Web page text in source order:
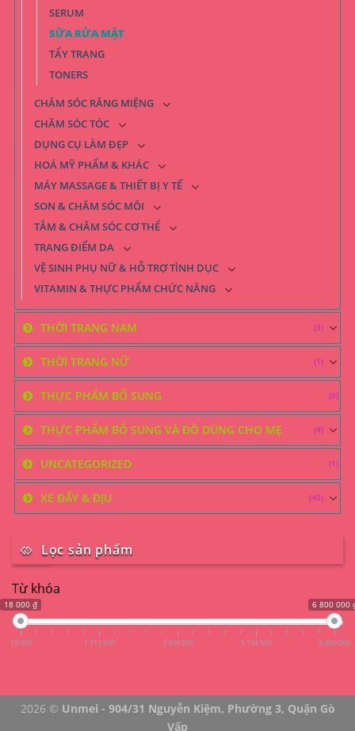
SERUM
SỮA RỬA MẶT
TẨY TRANG
TONERS
CHĂM SÓC RĂNG MIỆNG
CHĂM SÓC TÓC
DỤNG CỤ LÀM ĐẸP
HOÁ MỸ PHẨM & KHÁC
MÁY MASSAGE & THIẾT BỊ Y TẾ
SON & CHĂM SÓC MÔI
TẮM & CHĂM SÓC CƠ THỂ
TRANG ĐIỂM DA
VỆ SINH PHỤ NỮ & HỖ TRỢ TÌNH DỤC
VITAMIN & THỰC PHẨM CHỨC NĂNG
THỜI TRANG NAM (3)
THỜI TRANG NỮ (1)
THỰC PHẨM BỔ SUNG (0)
THỰC PHẨM BỔ SUNG VÀ ĐỒ DÙNG CHO MẸ (4)
UNCATEGORIZED (1)
XE ĐẨY & ĐỊU (40)
Lọc sản phẩm
Từ khóa
18 000 ₫ 6 800 000
18 000 1 713 500 3 409 000 5 104 500 6 800 000
2026 © Unmei - 904/31 Nguyễn Kiệm, Phường 3, Quận Gò
Vấp